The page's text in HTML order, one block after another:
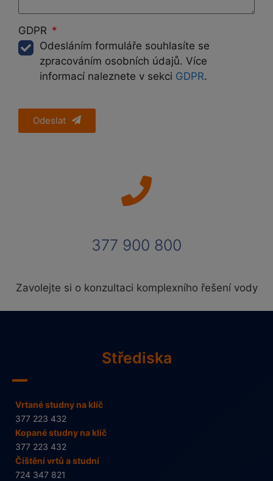
GDPR
Odesláním formuláře souhlasíte se
zpracováním osobních údajů. Více
informací naleznete v sekci GDPR.
Odeslat
377 900 800
Zavolejte si o konzultaci komplexního řešení vody
Střediska
Vrtané studny na klíč
377 223 432
Kopané studny na klíč
377 223 432
Čištění vrtů a studní
724 347 821